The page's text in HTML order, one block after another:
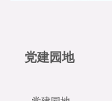
党建园地